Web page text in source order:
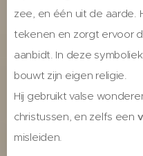
zee, en één uit de
tekenen en zorgt ervoor
aanbidt. In deze
bouwt zijn eigen religie.
Hij gebruikt valse
christussen, en zelfs een
misleiden.